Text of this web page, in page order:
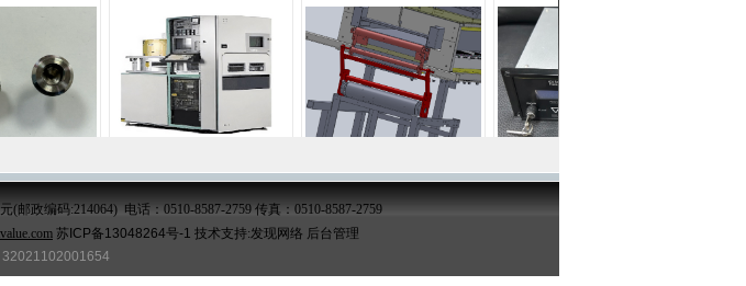
(邮政编码:214064) 电话：0510-8587-2759 传真：0510-8587-2759
苏ICP备13048264号-1 技术支持:发现网络 后台管理
32021102001654